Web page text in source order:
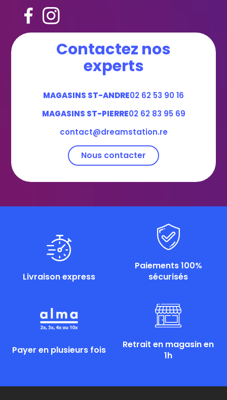
Contactez nos
experts
MAGASINS ST-ANDRE02 62 53 90 16
MAGASINS ST-PIERRE02 62 83 95 69
contact@dreamstation.re
Nous contacter
Livraison express
Paiements 100%
sécurisés
Payer en plusieurs fois
Retrait en magasin en
1h